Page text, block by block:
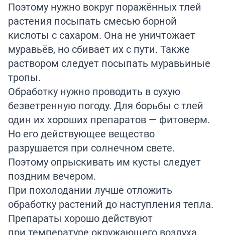
Поэтому нужно вокруг поражённых тлей
растения посыпать смесью борной
кислоты с сахаром. Она не уничтожает
муравьёв, но сбивает их с пути. Также
раствором следует посыпать муравьиные
тропы.
Обработку нужно проводить в сухую
безветренную погоду. Для борьбы с тлей
один их хороших препаратов — фитоверм.
Но его действующее вещество
разрушается при солнечном свете.
Поэтому опрыскивать им кусты следует
поздним вечером.
При похолодании лучше отложить
обработку растений до наступления тепла.
Препараты хорошо действуют